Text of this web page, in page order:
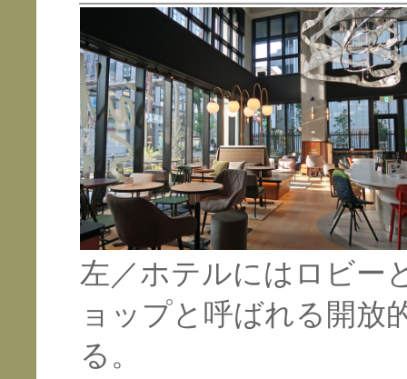
左／ホテルにはロビー
ョップと呼ばれる開放
る。